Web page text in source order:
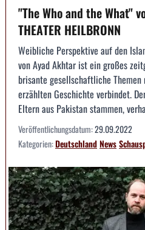
"The Who and the What"
THEATER HEILBRONN
Weibliche Perspektive auf den
von Ayad Akhtar ist ein großes
brisante gesellschaftliche
erzählten Geschichte verbindet.
Eltern aus Pakistan stammen,
Veröffentlichungsdatum:29.09.2022
Kategorien:DeutschlandNews